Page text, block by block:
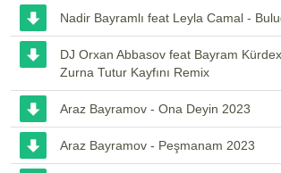
Nadir Bayramlı feat Leyla Camal -
DJ Orxan Abbasov feat Bayram
Zurna Tutur Kayfını Remix
Araz Bayramov - Ona Deyin 2023
Araz Bayramov - Peşmanam 2023